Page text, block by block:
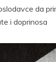
da
i doprinosa